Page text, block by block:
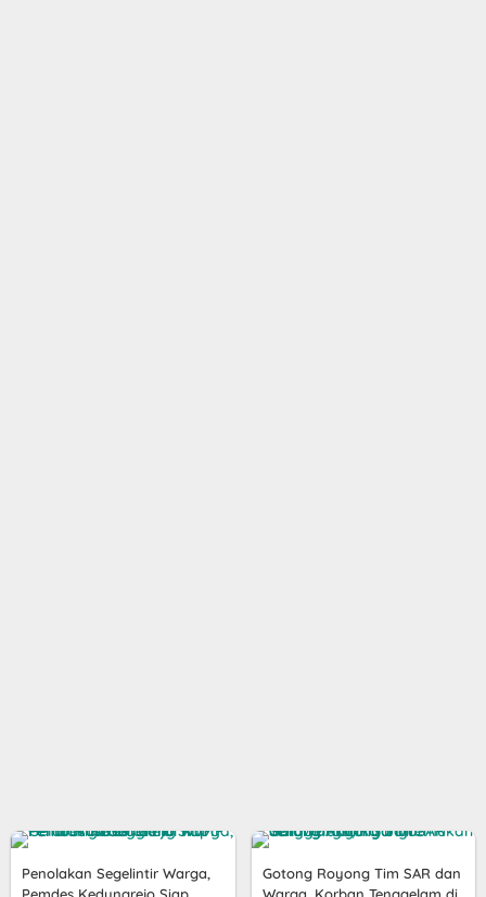
Penolakan Segelintir Warga,
Gotong Royong Tim SAR dan